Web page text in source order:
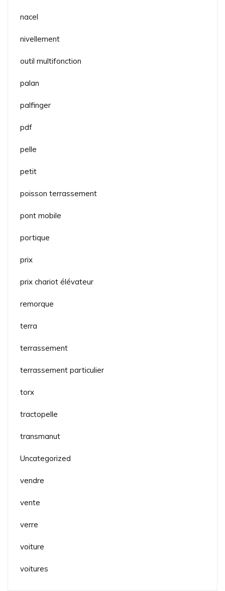
nacel
nivellement
outil multifonction
palan
palfinger
pdf
pelle
petit
poisson terrassement
pont mobile
portique
prix
prix chariot élévateur
remorque
terra
terrassement
terrassement particulier
torx
tractopelle
transmanut
Uncategorized
vendre
vente
verre
voiture
voitures